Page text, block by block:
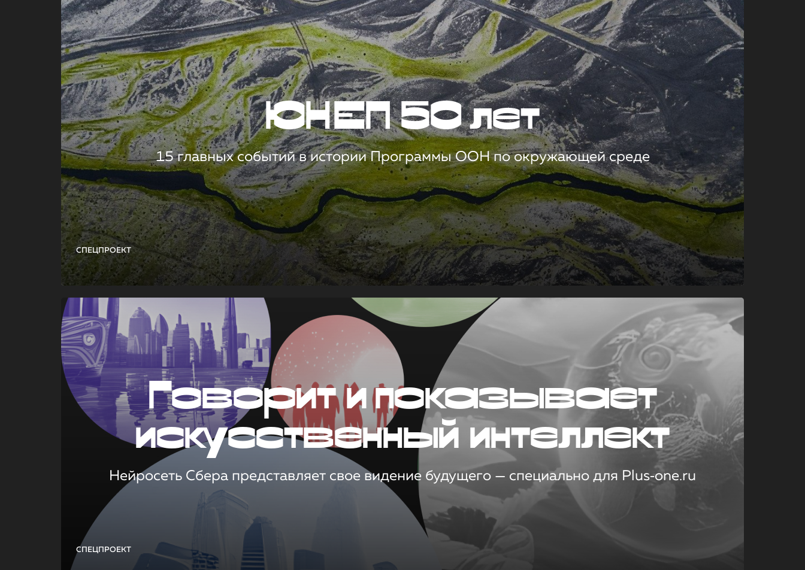
СПЕЦПРОЕКТ
ЮНЕП 50 лет
15 главных событий в истории Программы ООН по окружающей среде
СПЕЦПРОЕКТ
Говорит и показывает
искусственный интеллект
Нейросеть Сбера представляет свое видение будущего — специально для Plus‑one.ru